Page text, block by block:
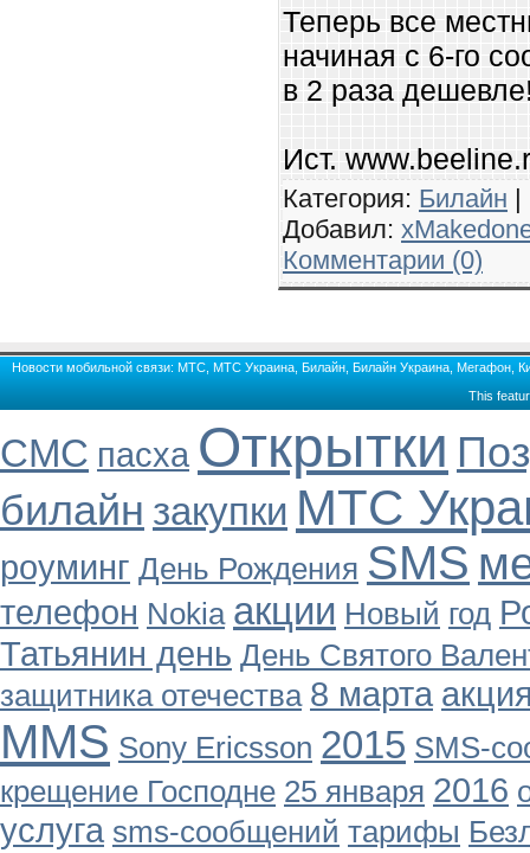
Теперь все
начиная с 6-го
в 2 раза
Ист. www.
Категория: Билайн |
Добавил:
Комментарии (0)
Новости мобильной связи: МТС, МТС Украина, Билайн, Билайн Украина, Мегафон,
This
СМС пасха Открытки
билайн закупки МТС
роуминг День Рождения SMS
телефон Nokia акции Новый год
Татьянин день День Святого
защитника отечества 8 марта
MMS Sony Ericsson 2015 SMS-
крещение Господне 25 января 2016
услуга sms-сообщений тарифы